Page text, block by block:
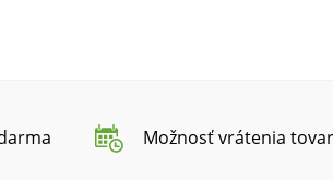
Možnosť vrátenia